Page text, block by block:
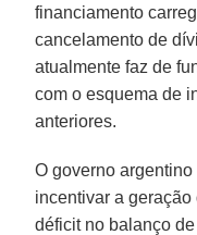
financiamento
cancelamento de
atualmente faz de
com o esquema de
anteriores.
O governo
incentivar a
déficit no balanço